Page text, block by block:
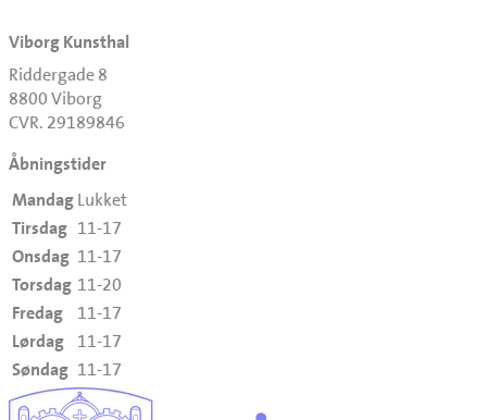
Viborg Kunsthal
Riddergade 8
8800 Viborg
CVR. 29189846
Åbningstider
MandagLukket
Tirsdag 11-17
Onsdag 11-17
Torsdag 11-20
Fredag
11-17
Lørdag
11-17
Søndag 11-17